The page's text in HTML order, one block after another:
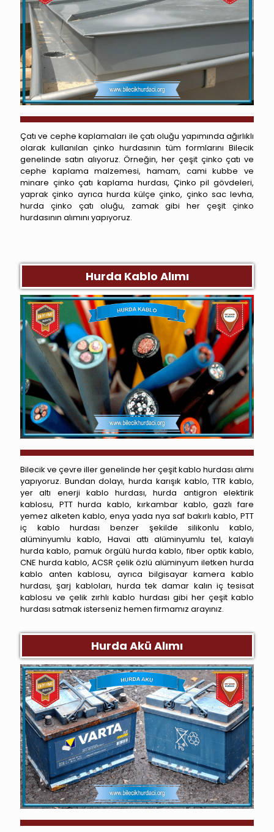
Çatı ve cephe kaplamaları ile çatı oluğu yapımında ağırlıklı
olarak kullanılan çinko hurdasının tüm formlarını Bilecik
genelinde satın alıyoruz. Örneğin, her çeşit çinko çatı ve
cephe kaplama malzemesi, hamam, cami kubbe ve
minare çinko çatı kaplama hurdası, Çinko pil gövdeleri,
yaprak çinko ayrıca hurda külçe çinko, çinko sac levha,
hurda çinko çatı oluğu, zamak gibi her çeşit çinko
hurdasının alımını yapıyoruz.
Hurda Kablo Alımı
Bilecik ve çevre iller genelinde her çeşit kablo hurdası alımı
yapıyoruz. Bundan dolayı, hurda karışık kablo, TTR kablo,
yer altı enerji kablo hurdası, hurda antigron elektirik
kablosu, PTT hurda kablo, kırkambar kablo, gazlı fare
yemez alketen kablo, enya yada nya saf bakırlı kablo, PTT
iç kablo hurdası benzer şekilde silikonlu kablo,
alüminyumlu kablo, Havai attı alüminyumlu tel, kalaylı
hurda kablo, pamuk örgülü hurda kablo, fiber optik kablo,
CNE hurda kablo, ACSR çelik özlü alüminyum iletken hurda
kablo anten kablosu, ayrıca bilgisayar kamera kablo
hurdası, şarj kabloları, hurda tek damar kalın iç tesisat
kablosu ve çelik zırhlı kablo hurdası gibi her çeşit kablo
hurdası satmak isterseniz hemen firmamız arayınız.
Hurda Akü Alımı